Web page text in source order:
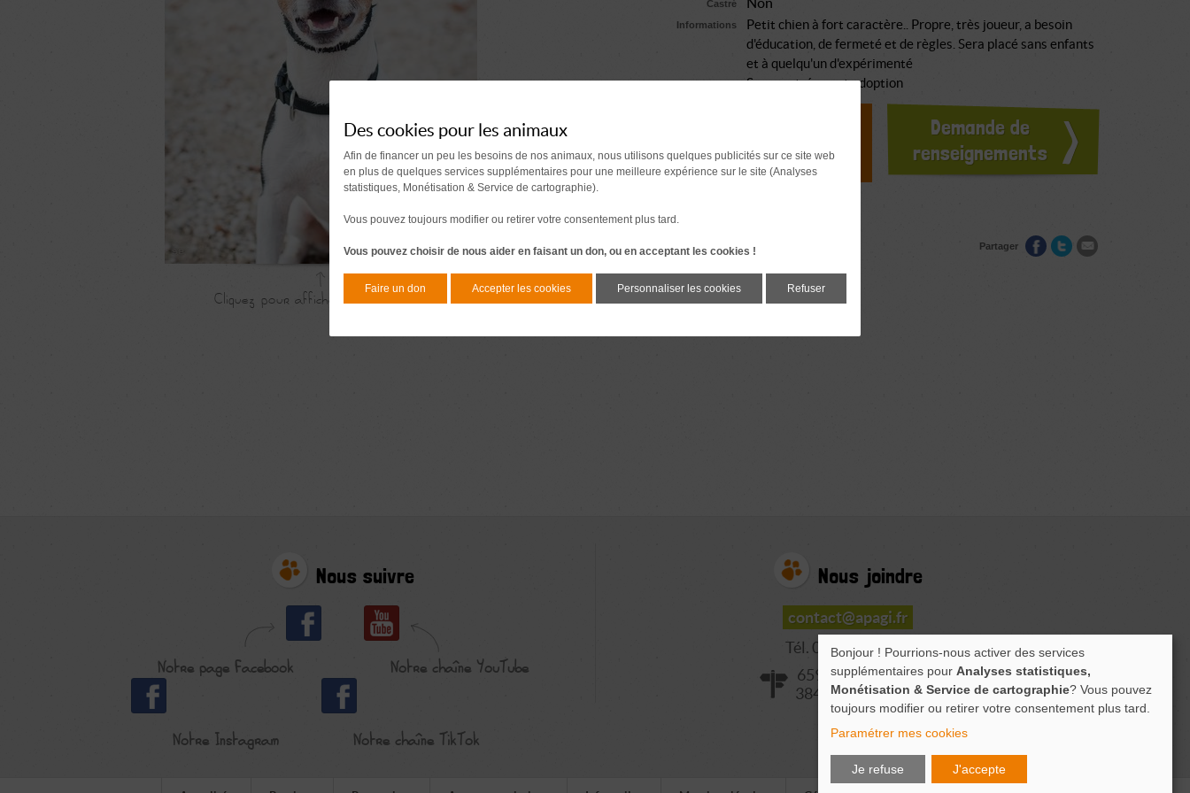
Castré Non
Informations
Petit chien à fort caractère.. Propre, très joueur, a besoin
d'éducation, de fermeté et de règles. Sera placé sans enfants
et à quelqu'un d'expérimenté
Sera castré avant adoption
avant l'adoption
Demande de
renseignements
Partager
Nous suivre
Notre page Facebook Notre chaîne YouTube
Notre Instagram Notre chaîne TikTok
Nous joindre
contact@apagi.fr
Tél. 04 76 77 20 06
659 Route de L'Isère
38420 LE VERSOUD
Des cookies pour les animaux
Afin de financer un peu les besoins de nos animaux, nous utilisons quelques publicités sur ce site web
en plus de quelques services supplémentaires pour une meilleure expérience sur le site (Analyses
statistiques, Monétisation & Service de cartographie).
Vous pouvez toujours modifier ou retirer votre consentement plus tard.
Vous pouvez choisir de nous aider en faisant un don, ou en acceptant les cookies !
Faire un don Accepter les cookies Personnaliser les cookies Refuser
Bonjour ! Pourrions-nous activer des services
supplémentaires pour Analyses statistiques,
Monétisation & Service de cartographie? Vous pouvez
toujours modifier ou retirer votre consentement plus tard.
Paramétrer mes cookies
Je refuse J'accepte